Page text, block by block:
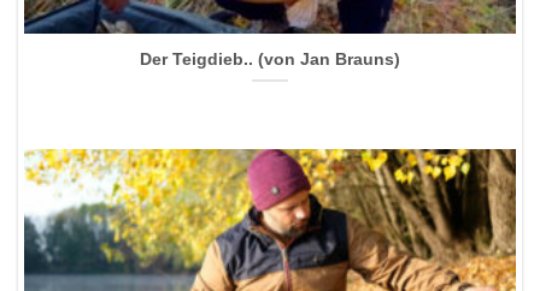
Der Teigdieb.. (von Jan Brauns)